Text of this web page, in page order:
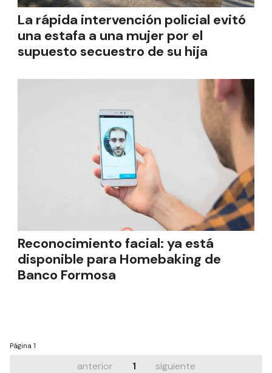
La rápida intervención policial evitó
una estafa a una mujer por el
supuesto secuestro de su hija
Reconocimiento facial: ya está
disponible para Homebaking de
Banco Formosa
Página 1
anterior 1 siguiente